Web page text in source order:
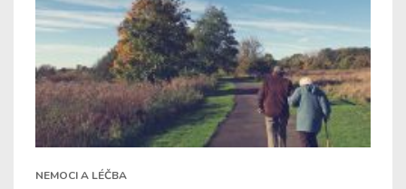
NEMOCI A LÉČBA